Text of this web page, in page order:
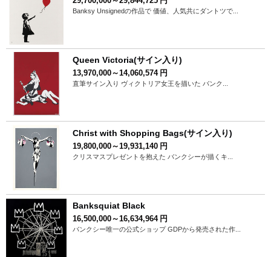
Banksy Unsignedの作品で 価値、人気共にダントツで...
Queen Victoria(サイン入り)
13,970,000～14,060,574 円
直筆サイン入り ヴィクトリア女王を描いた バンク...
Christ with Shopping Bags(サイン入り)
19,800,000～19,931,140 円
クリスマスプレゼントを抱えた バンクシーが描くキ...
Banksquiat Black
16,500,000～16,634,964 円
バンクシー唯一の公式ショップ GDPから発売された作...